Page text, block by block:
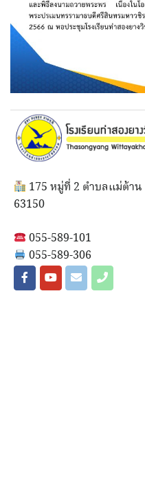
175 หมู่ที่ 2 ตำบลแม่ต้าน
63150
055-589-101
055-589-306